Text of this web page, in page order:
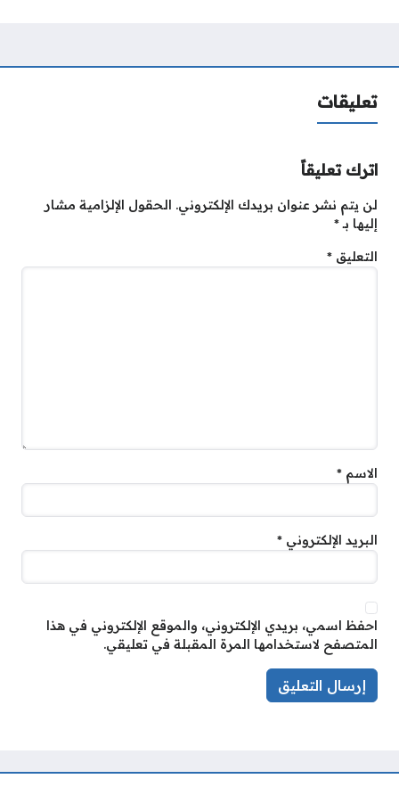
تعليقات
اترك تعليقاً
لن يتم نشر عنوان بريدك الإلكتروني. الحقول الإلزامية مشار
إليها بـ*
التعليق *
الاسم *
البريد الإلكتروني *
احفظ اسمي، بريدي الإلكتروني، والموقع الإلكتروني في هذا
المتصفح لاستخدامها المرة المقبلة في تعليقي.